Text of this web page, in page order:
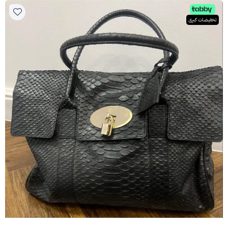
تخفيضات كبرى